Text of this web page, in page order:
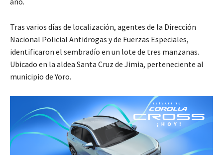
Tras varios días de localización, agentes de la Dirección
Nacional Policial Antidrogas y de Fuerzas Especiales,
identificaron el sembradío en un lote de tres manzanas.
Ubicado en la aldea Santa Cruz de Jimia, perteneciente al
municipio de Yoro.